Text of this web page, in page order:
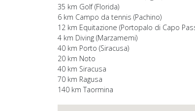
35 km Golf (Florida)
6 km Campo da tennis (Pachino)
12 km Equitazione (Portopalo di Capo
4 km Diving (Marzamemi)
40 km Porto (Siracusa)
20 km Noto
40 km Siracusa
70 km Ragusa
140 km Taormina